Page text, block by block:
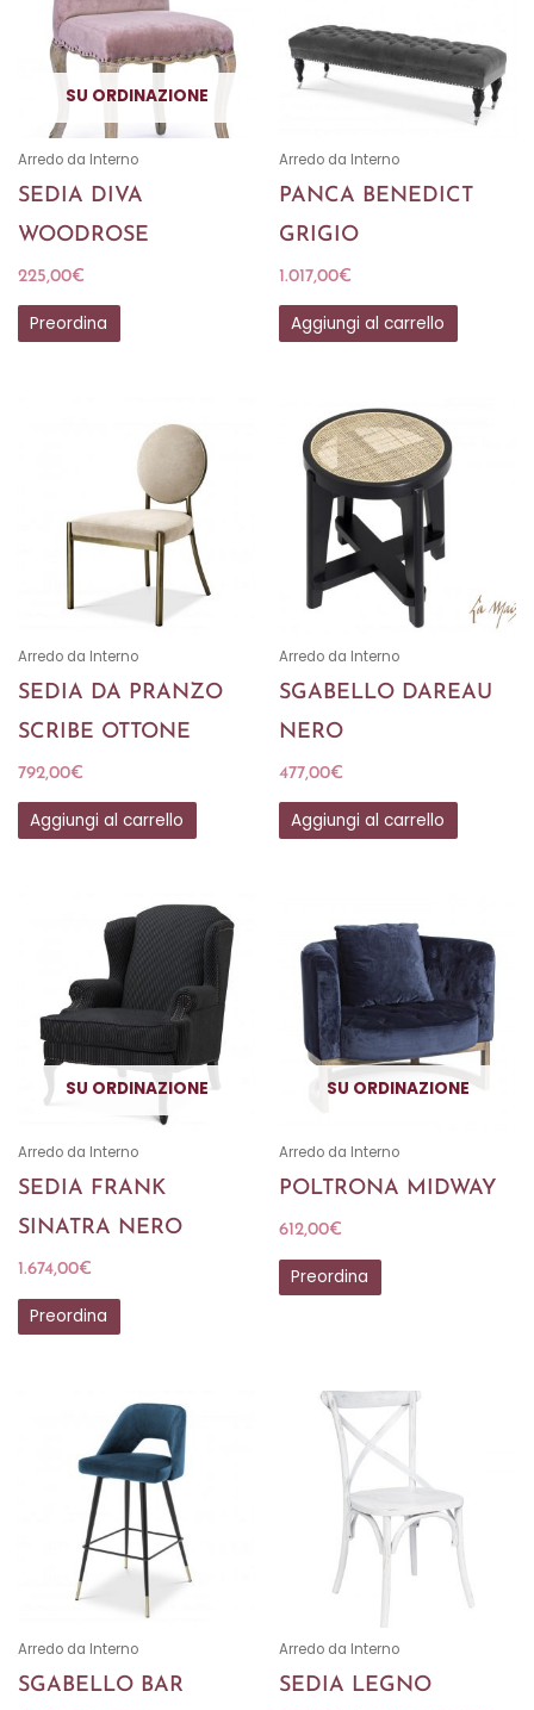
SU ORDINAZIONE
Arredo da Interno
SEDIA DIVA
WOODROSE
225,00€
Preordina
Arredo da Interno
PANCA BENEDICT
GRIGIO
1.017,00€
Aggiungi al carrello
Arredo da Interno
SEDIA DA PRANZO
SCRIBE OTTONE
792,00€
Aggiungi al carrello
Arredo da Interno
SGABELLO DAREAU
NERO
477,00€
Aggiungi al carrello
SU ORDINAZIONE
Arredo da Interno
SEDIA FRANK
SINATRA NERO
1.674,00€
Preordina
SU ORDINAZIONE
Arredo da Interno
POLTRONA MIDWAY
612,00€
Preordina
Arredo da Interno
SGABELLO BAR
Arredo da Interno
SEDIA LEGNO